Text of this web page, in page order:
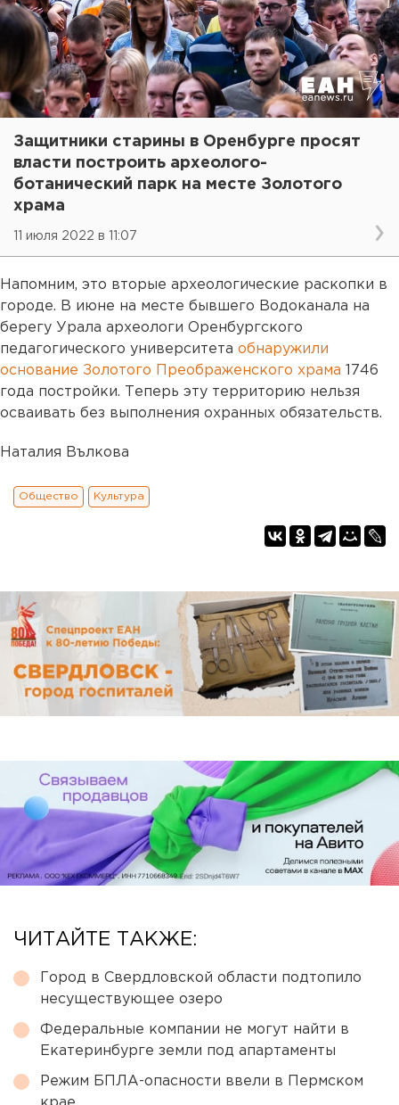
Защитники старины в Оренбурге просят
власти построить археолого-
ботанический парк на месте Золотого
храма
11 июля 2022 в 11:07
Напомним, это вторые археологические раскопки в
городе. В июне на месте бывшего Водоканала на
берегу Урала археологи Оренбургского
педагогического университета обнаружили
основание Золотого Преображенского храма 1746
года постройки. Теперь эту территорию нельзя
осваивать без выполнения охранных обязательств.
Наталия Вълкова
Общество Культура
ЧИТАЙТЕ ТАКЖЕ:
Город в Свердловской области подтопило
несуществующее озеро
Федеральные компании не могут найти в
Екатеринбурге земли под апартаменты
Режим БПЛА-опасности ввели в Пермском